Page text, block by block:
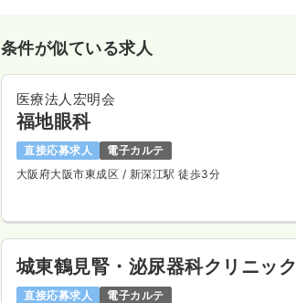
条件が似ている求人
医療法人宏明会
福地眼科
直接応募求人
電子カルテ
大阪府大阪市東成区 / 新深江駅 徒歩3分
城東鶴見腎・泌尿器科クリニック
直接応募求人
電子カルテ